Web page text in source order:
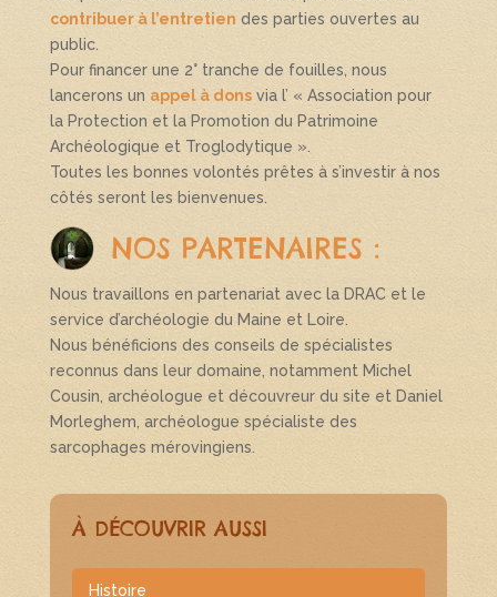
contribuer à l’entretien des parties ouvertes au
public.
Pour financer une 2° tranche de fouilles, nous
lancerons un appel à donsvia l’ « Association pour
la Protection et la Promotion du Patrimoine
Archéologique et Troglodytique ».
Toutes les bonnes volontés prêtes à s’investir à nos
côtés seront les bienvenues.
NOS PARTENAIRES :
Nous travaillons en partenariat avec la DRAC et le
service d’archéologie du Maine et Loire.
Nous bénéficions des conseils de spécialistes
reconnus dans leur domaine, notamment Michel
Cousin, archéologue et découvreur du site et Daniel
Morleghem, archéologue spécialiste des
sarcophages mérovingiens.
À DÉCOUVRIR AUSSI
Histoire